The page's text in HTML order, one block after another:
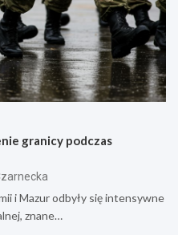
granicy podczas
i Mazur odbyły się intensywne
znane…